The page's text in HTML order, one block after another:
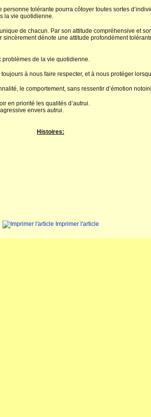
tolérante pourra côtoyer toutes sortes
la vie quotidienne.
de chacun. Par son attitude compréhensive et
sincèrement dénote une attitude profondément
problèmes de la vie quotidienne.
à nous faire respecter, et à nous protéger
le comportement, sans ressentir d’émotion
en priorité les qualités d’autrui.
envers autrui.
Histoires:
Imprimer l'article